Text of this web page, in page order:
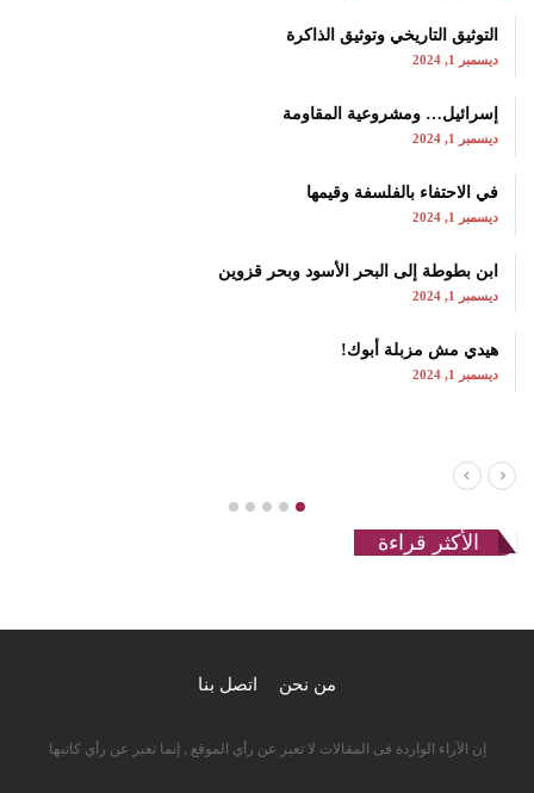
التوثيق التاريخي وتوثيق الذاكرة
ديسمبر 1, 2024
إسرائيل… ومشروعية المقاومة
ديسمبر 1, 2024
في الاحتفاء بالفلسفة وقيمها
ديسمبر 1, 2024
ابن بطوطة إلى البحر الأسود وبحر قزوين
ديسمبر 1, 2024
هيدي مش مزبلة أبوك!
ديسمبر 1, 2024
الأكثر قراءة
من نحن اتصل بنا
إن الآراء الواردة فى المقالات لا تعبر عن رأي الموقع , إنما تعبر عن رأي كاتبها